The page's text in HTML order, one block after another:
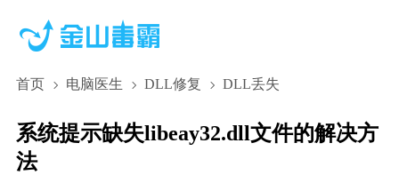
首页 电脑医生 DLL修复 DLL丢失
系统提示缺失libeay32.dll文件的解决方
法